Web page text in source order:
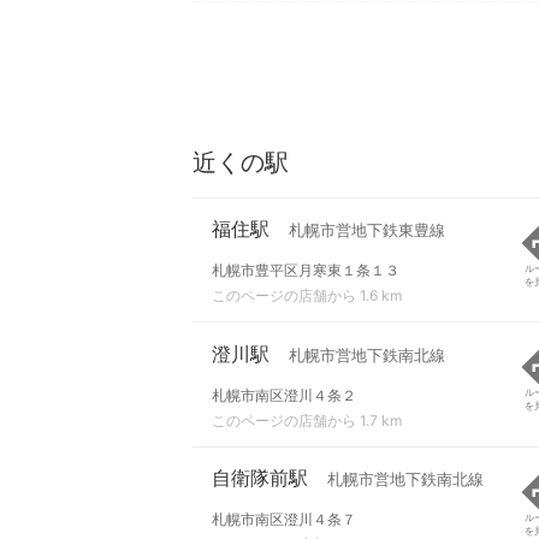
近くの駅
福住駅 札幌市営地下鉄東豊線
札幌市豊平区月寒東１条１３
このページの店舗から 1.6 km
ル
を
澄川駅 札幌市営地下鉄南北線
札幌市南区澄川４条２
このページの店舗から 1.7 km
ル
を
自衛隊前駅 札幌市営地下鉄南北線
札幌市南区澄川４条７
ル
を